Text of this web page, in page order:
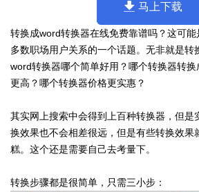
马上下载
转换成word转换器在线免费靠谱吗？这可能
多数职场用户关系的一个话题。无非就是转
word转换器哪个简单好用？哪个转换器转换
更高？哪个转换器价格更实惠？
其实网上搜索中会得到上百种转换器，但是
换效果也不会相差很远，但是有些转换效果
糕。这个还是需要自己去考量下。
转换步骤都是很简单，只需三小步：